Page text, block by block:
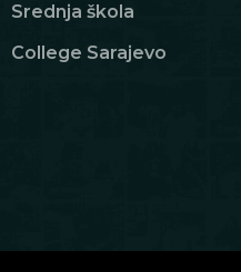
Srednja škola
College Sarajevo